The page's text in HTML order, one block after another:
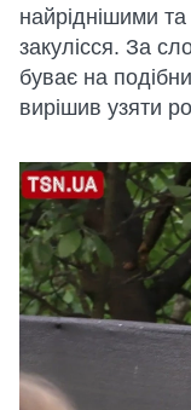
найріднішими
закулісся. За
буває на
вирішив узяти